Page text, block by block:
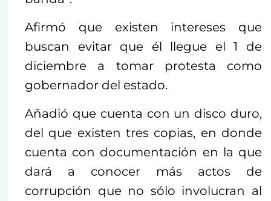
Afirmó que existen intereses que
buscan evitar que él llegue el 1 de
diciembre a tomar protesta como
gobernador del estado.
Añadió que cuenta con un disco duro,
del que existen tres copias, en donde
cuenta con documentación en la que
dará a conocer más actos de
corrupción que no sólo involucran al